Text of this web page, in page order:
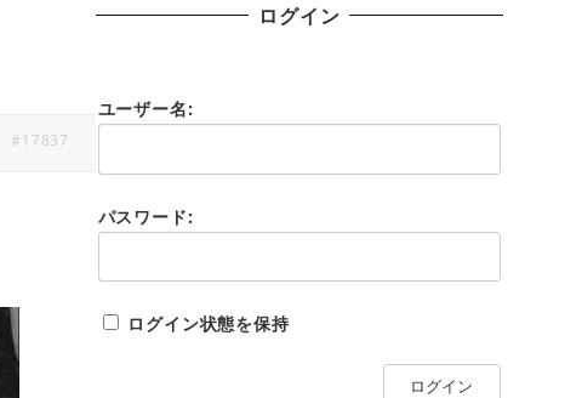
#17837
ログイン
ユーザー名:
パスワード:
ログイン状態を保持
ログイン